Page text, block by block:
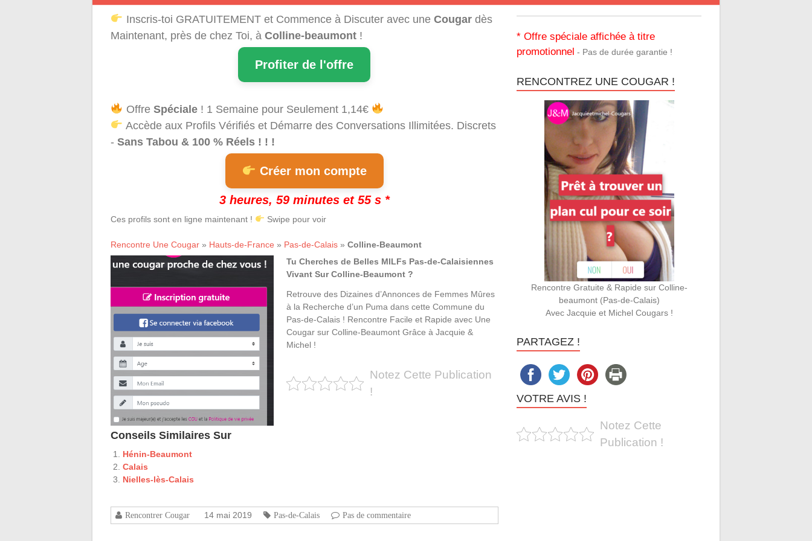
Inscris-toi GRATUITEMENT et Commence à Discuter avec une Cougardès
Maintenant, près de chez Toi, à Colline-beaumont !
Profiter de l'offre
Offre Spéciale! 1 Semaine pour Seulement 1,14€
Accède aux Profils Vérifiés et Démarre des Conversations Illimitées. Discrets
- Sans Tabou & 100 % Réels ! ! !
Créer mon compte
3 heures, 59 minutes et 54 s *
Ces profils sont en ligne maintenant ! Swipe pour voir
Rencontre Une Cougar » Hauts-de-France » Pas-de-Calais » Colline-Beaumont
Tu Cherches de Belles MILFs Pas-de-Calaisiennes
Vivant Sur Colline-Beaumont ?
Retrouve des Dizaines d’Annonces de Femmes Mûres
à la Recherche d’un Puma dans cette Commune du
Pas-de-Calais ! Rencontre Facile et Rapide avec Une
Cougar sur Colline-Beaumont Grâce à Jacquie &
Michel !
Notez Cette Publication
!
Conseils Similaires Sur
Hénin-Beaumont
Calais
Nielles-lès-Calais
Rencontrer Cougar 14 mai 2019 Pas-de-Calais Pas de commentaire
* Offre spéciale affichée à titre
promotionnel - Pas de durée garantie !
RENCONTREZ UNE COUGAR !
Rencontre Gratuite & Rapide sur Colline-
beaumont (Pas-de-Calais)
Avec Jacquie et Michel Cougars !
PARTAGEZ !
VOTRE AVIS !
Notez Cette
Publication !